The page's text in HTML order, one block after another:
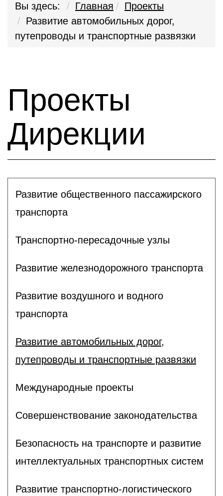
Вы здесь: Главная
Проекты
Развитие автомобильных дорог,
путепроводы и транспортные развязки
Проекты
Дирекции
Развитие общественного пассажирского
транспорта
Транспортно-пересадочные узлы
Развитие железнодорожного транспорта
Развитие воздушного и водного
транспорта
Развитие автомобильных дорог,
путепроводы и транспортные развязки
Международные проекты
Совершенствование законодательства
Безопасность на транспорте и развитие
интеллектуальных транспортных систем
Развитие транспортно-логистического